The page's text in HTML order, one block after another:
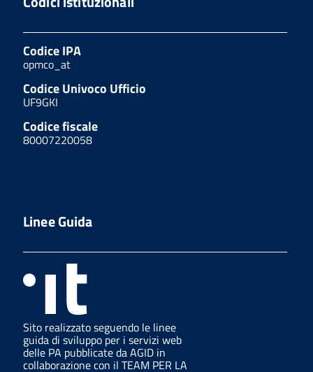
Codice IPA
opmco_at
Codice Univoco Ufficio
UF9GKI
Codice fiscale
80007220058
Linee Guida
Sito realizzato seguendo le linee
guida di sviluppo per i servizi web
delle PA pubblicate da AGID in
collaborazione con il TEAM PER LA